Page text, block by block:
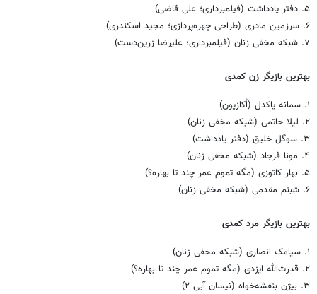
۵. دفتر یادداشت (فیلمبرداری؛ علی قاضی)
۶. سرزمین مادری (طراحی چهره‌پردازی؛ مجید اسکندری)
۷. شبکه مخفی زنان (فیلمبرداری؛ علیرضا زرین‌دست)
بهترین بازیگر زن کمدی
۱. سمانه پاکدل (اُکازیون)
۲. لیلا حاتمی (شبکه مخفی زنان)
۳. سوگل خلیق (دفتر یادداشت)
۴. مونا فرجاد (شبکه مخفی زنان)
۵. بهار کاتوزی (مگه تموم عمر چند تا بهاره؟)
۶. شبنم مقدمی (شبکه مخفی زنان)
بهترین بازیگر مرد کمدی
۱. سیامک انصاری (شبکه مخفی زنان)
۲. قدرت‌الله ایزدی (مگه تموم عمر چند تا بهاره؟)
۳. بیژن بنفشه‌خواه (نیسان آبی ۲)